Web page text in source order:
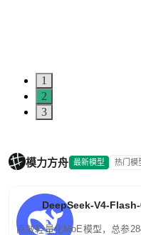
1
2
3
模力方舟 最新模型 热门模
DeepSeek-V4-
高效轻量化MoE模型，总参